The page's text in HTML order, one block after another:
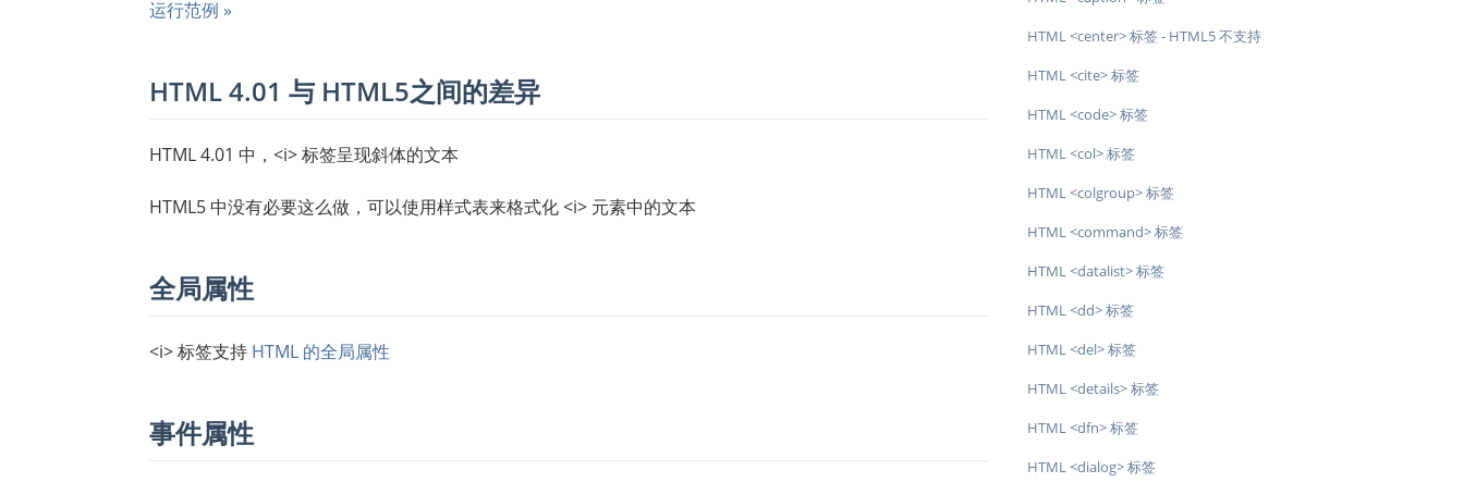
运行范例 »
HTML 4.01 与 HTML5之间的差异
HTML 4.01 中，<i> 标签呈现斜体的文本
HTML5 中没有必要这么做，可以使用样式表来格式化 <i> 元素中的文本
全局属性
<i> 标签支持 HTML 的全局属性
事件属性
HTML <center> 标签 - HTML5 不支持
HTML <cite> 标签
HTML <code> 标签
HTML <col> 标签
HTML <colgroup> 标签
HTML <command> 标签
HTML <datalist> 标签
HTML <dd> 标签
HTML <del> 标签
HTML <details> 标签
HTML <dfn> 标签
HTML <dialog> 标签